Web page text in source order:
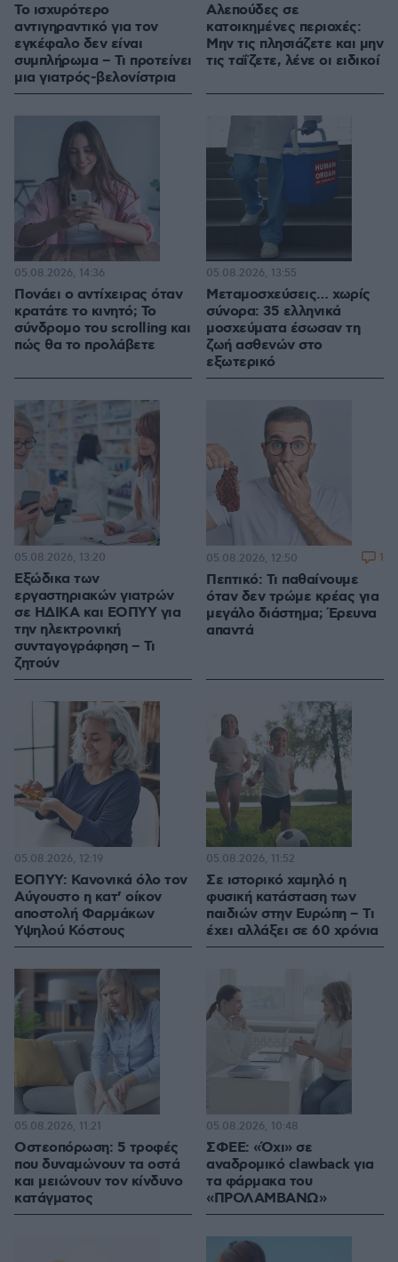
Το ισχυρότερο
αντιγηραντικό για τον
εγκέφαλο δεν είναι
συμπλήρωμα – Τι προτείνει
μια γιατρός-βελονίστρια
Αλεπούδες σε
κατοικημένες περιοχές:
Μην τις πλησιάζετε και μην
τις ταΐζετε, λένε οι ειδικοί
Πονάει ο αντίχειρας όταν
κρατάτε το κινητό; Το
σύνδρομο του scrolling και
πώς θα το προλάβετε
05.08.2026, 14:36
Μεταμοσχεύσεις… χωρίς
σύνορα: 35 ελληνικά
μοσχεύματα έσωσαν τη
ζωή ασθενών στο
εξωτερικό
05.08.2026, 13:55
Εξώδικα των
εργαστηριακών γιατρών
σε ΗΔΙΚΑ και ΕΟΠΥΥ για
την ηλεκτρονική
συνταγογράφηση – Τι
ζητούν
05.08.2026, 13:20
Πεπτικό: Τι παθαίνουμε
όταν δεν τρώμε κρέας για
μεγάλο διάστημα; Έρευνα
απαντά
05.08.2026, 12:50 1
ΕΟΠΥΥ: Κανονικά όλο τον
Αύγουστο η κατ’ οίκον
αποστολή Φαρμάκων
Υψηλού Κόστους
05.08.2026, 12:19
Σε ιστορικό χαμηλό η
φυσική κατάσταση των
παιδιών στην Ευρώπη – Τι
έχει αλλάξει σε 60 χρόνια
05.08.2026, 11:52
Οστεοπόρωση: 5 τροφές
που δυναμώνουν τα οστά
και μειώνουν τον κίνδυνο
κατάγματος
05.08.2026, 11:21
ΣΦΕΕ: «Όχι» σε
αναδρομικό clawback για
τα φάρμακα του
«ΠΡΟΛΑΜΒΑΝΩ»
05.08.2026, 10:48